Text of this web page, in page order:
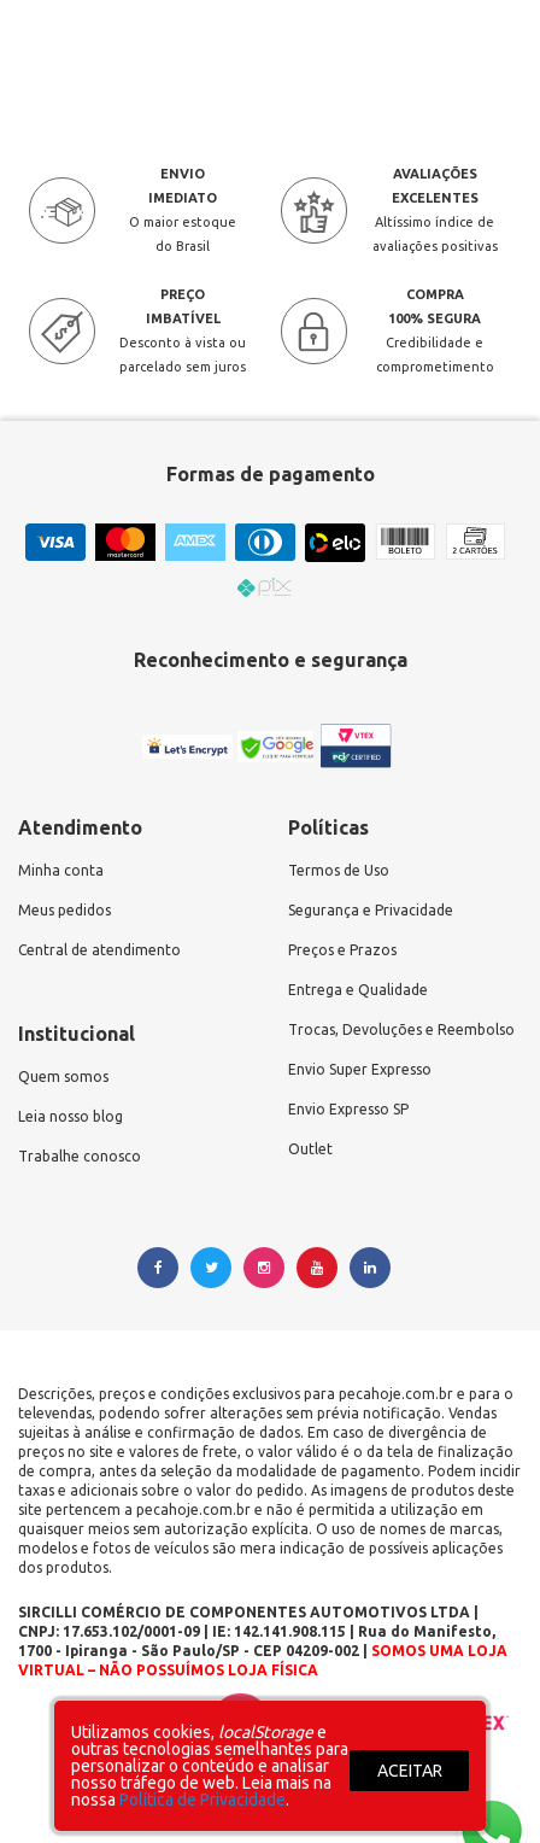
ENVIO
IMEDIATO
O maior estoque
do Brasil
AVALIAÇÕES
EXCELENTES
Altíssimo índice de
avaliações positivas
PREÇO
IMBATÍVEL
Desconto à vista ou
parcelado sem juros
COMPRA
100% SEGURA
Credibilidade e
comprometimento
Formas de pagamento
Reconhecimento e segurança
Atendimento
Minha conta
Meus pedidos
Central de atendimento
Institucional
Quem somos
Leia nosso blog
Trabalhe conosco
Políticas
Termos de Uso
Segurança e Privacidade
Preços e Prazos
Entrega e Qualidade
Trocas, Devoluções e Reembolso
Envio Super Expresso
Envio Expresso SP
Outlet
Descrições, preços e condições exclusivos para pecahoje.com.br e para o
televendas, podendo sofrer alterações sem prévia notificação. Vendas
sujeitas à análise e confirmação de dados. Em caso de divergência de
preços no site e valores de frete, o valor válido é o da tela de finalização
de compra, antes da seleção da modalidade de pagamento. Podem incidir
taxas e adicionais sobre o valor do pedido. As imagens de produtos deste
site pertencem a pecahoje.com.br e não é permitida a utilização em
quaisquer meios sem autorização explícita. O uso de nomes de marcas,
modelos e fotos de veículos são mera indicação de possíveis aplicações
dos produtos.
SIRCILLI COMÉRCIO DE COMPONENTES AUTOMOTIVOS LTDA |
CNPJ: 17.653.102/0001-09 | IE: 142.141.908.115 | Rua do Manifesto,
1700 - Ipiranga - São Paulo/SP - CEP 04209-002 | SOMOS UMA LOJA
VIRTUAL – NÃO POSSUÍMOS LOJA FÍSICA
Layout inicial
ACEITAR
Utilizamos cookies, localStoragee
outras tecnologias semelhantes para
personalizar o conteúdo e analisar
nosso tráfego de web. Leia mais na
nossa Política de Privacidade.